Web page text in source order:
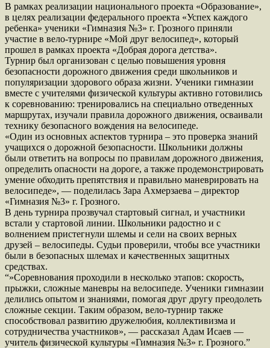
В рамках реализации национального проекта «Образование»,
в целях реализации федерального проекта «Успех каждого
ребенка» ученики «Гимназия №3» г. Грозного приняли
участие в вело-турнире «Мой друг велосипед», который
прошел в рамках проекта «Добрая дорога детства».
Турнир был организован с целью повышения уровня
безопасности дорожного движения среди школьников и
популяризации здорового образа жизни. Ученики гимназии
вместе с учителями физической культуры активно готовились
к соревнованию: тренировались на специально отведенных
маршрутах, изучали правила дорожного движения, осваивали
технику безопасного вождения на велосипеде.
«Один из основных аспектов турнира – это проверка знаний
учащихся о дорожной безопасности. Школьники должны
были ответить на вопросы по правилам дорожного движения,
определить опасности на дороге, а также продемонстрировать
умение обходить препятствия и правильно маневрировать на
велосипеде», — поделилась Зара Ахмерзаева – директор
«Гимназия №3» г. Грозного.
В день турнира прозвучал стартовый сигнал, и участники
встали у стартовой линии. Школьники радостно и с
волнением пристегнули шлемы и сели на своих верных
друзей – велосипеды. Судьи проверили, чтобы все участники
были в безопасных шлемах и качественных защитных
средствах.
“»Соревнования проходили в несколько этапов: скорость,
прыжки, сложные маневры на велосипеде. Ученики гимназии
делились опытом и знаниями, помогая друг другу преодолеть
сложные секции. Таким образом, вело-турнир также
способствовал развитию дружелюбия, коллективизма и
сотрудничества участников», — рассказал Адам Исаев —
учитель физической культуры «Гимназия №3» г. Грозного.”